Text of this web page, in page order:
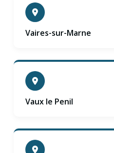
Vaires-sur-Marne
Vaux le Penil